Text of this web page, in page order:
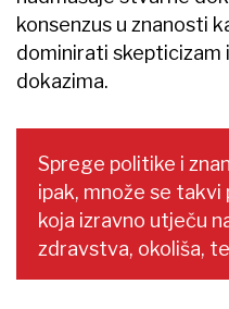
konsenzus u znanosti
dominirati
dokazima.
Sprege politike i
ipak, množe se
koja izravno utječu
zdravstva, okoliša,